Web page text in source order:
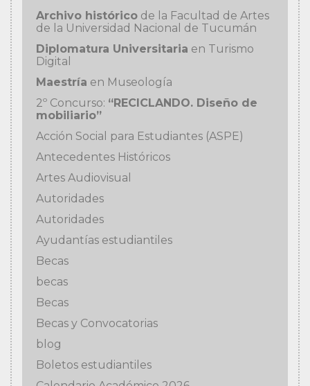
Archivo histórico de la Facultad de Artes
de la Universidad Nacional de Tucumán
Diplomatura Universitaria en Turismo
Digital
Maestría en Museología
2º Concurso: “RECICLANDO. Diseño de
mobiliario”
Acción Social para Estudiantes (ASPE)
Antecedentes Históricos
Artes Audiovisual
Autoridades
Autoridades
Ayudantías estudiantiles
Becas
becas
Becas
Becas y Convocatorias
blog
Boletos estudiantiles